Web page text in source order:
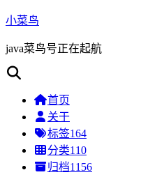
小菜鸟
java菜鸟号正在起航
首页
关于
标签164
分类110
归档1156